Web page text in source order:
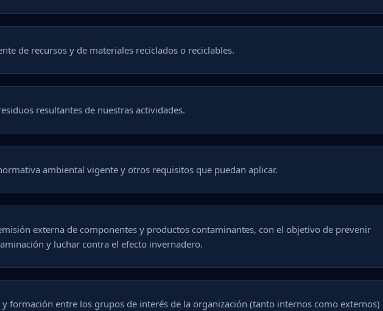
de recursos y de materiales reciclados o reciclables.
resultantes de nuestras actividades.
ambiental vigente y otros requisitos que puedan aplicar.
externa de componentes y productos contaminantes, con el objetivo de prevenir
y luchar contra el efecto invernadero.
formación entre los grupos de interés de la organización (tanto internos como externos)